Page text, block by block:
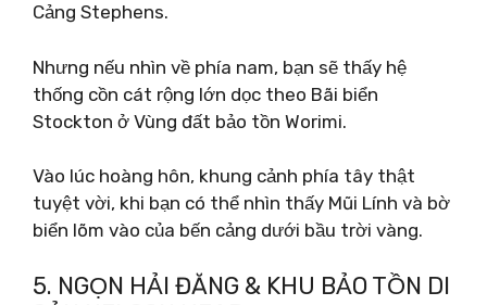
Cảng Stephens.
Nhưng nếu nhìn về phía nam, bạn sẽ thấy hệ
thống cồn cát rộng lớn dọc theo Bãi biển
Stockton ở Vùng đất bảo tồn Worimi.
Vào lúc hoàng hôn, khung cảnh phía tây thật
tuyệt vời, khi bạn có thể nhìn thấy Mũi Lính và bờ
biển lõm vào của bến cảng dưới bầu trời vàng.
5. NGỌN HẢI ĐĂNG & KHU BẢO TỒN DI